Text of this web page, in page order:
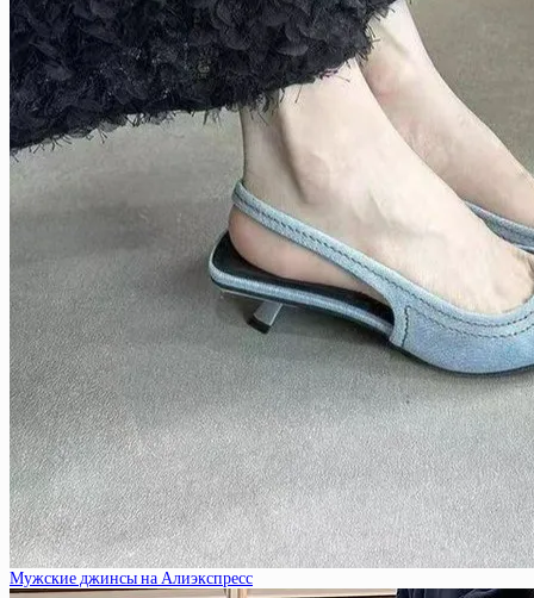
Мужские джинсы на Алиэкспресс